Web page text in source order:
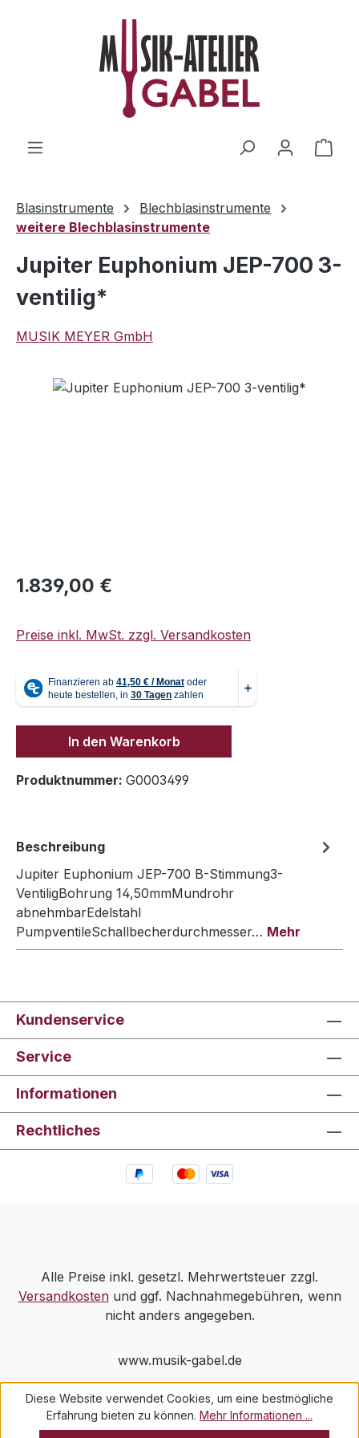
Zum Hauptinhalt springen
Blasinstrumente
Blechblasinstrumente
weitere Blechblasinstrumente
Jupiter Euphonium JEP-700 3-
ventilig*
MUSIK MEYER GmbH
Bildergalerie überspringen
Regulärer Preis:
1.839,00 €
Preise inkl. MwSt. zzgl. Versandkosten
In den Warenkorb
Produktnummer: G0003499
Beschreibung
Jupiter Euphonium JEP-700 B-Stimmung3-
VentiligBohrung 14,50mmMundrohr
abnehmbarEdelstahl
PumpventileSchallbecherdurchmesser… Mehr
Kundenservice
Service
Informationen
Rechtliches
Alle Preise inkl. gesetzl. Mehrwertsteuer zzgl.
Versandkostenund ggf. Nachnahmegebühren, wenn
nicht anders angegeben.
www.musik-gabel.de
Diese Website verwendet Cookies, um eine bestmögliche
Erfahrung bieten zu können. Mehr Informationen ...